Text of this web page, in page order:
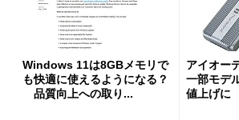
Windows 11は8GBメモリで
も快適に使えるようになる？
品質向上への取り...
アイオー
一部モデ
値上げに